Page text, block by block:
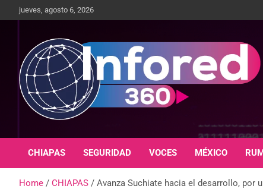
jueves, agosto 6, 2026
infored360.mx
CHIAPAS SEGURIDAD VOCES MÉXICO
Home CHIAPAS Avanza Suchiate hacia el desarrollo, por